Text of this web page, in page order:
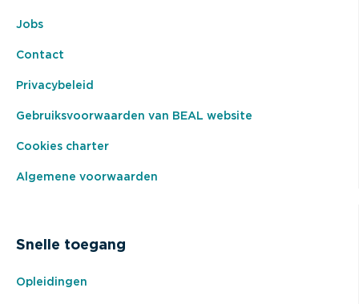
Jobs
Contact
Privacybeleid
Gebruiksvoorwaarden van BEAL website
Cookies charter
Algemene voorwaarden
Snelle toegang
Opleidingen